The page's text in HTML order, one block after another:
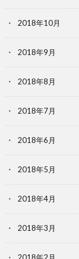
2018年10月
2018年9月
2018年8月
2018年7月
2018年6月
2018年5月
2018年4月
2018年3月